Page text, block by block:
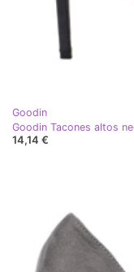
Goodin
Goodin Tacones altos
14,14 €